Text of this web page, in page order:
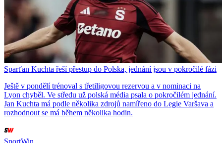
Sparťan Kuchta řeší přestup do Polska, jednání jsou v pokročilé fázi
Ještě v pondělí trénoval s třetiligovou rezervou a v nominaci na
Lyon chyběl. Ve středu už polská média psala o pokročilém jednání.
Jan Kuchta má podle několika zdrojů namířeno do Legie Varšava a
rozhodnout se má během několika hodin.
SportWin